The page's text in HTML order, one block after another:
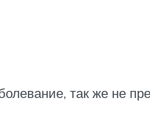
так же не